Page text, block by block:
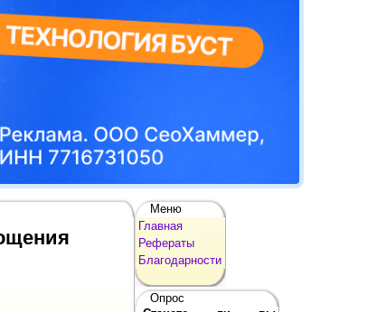
Меню
Главная
Рефераты
Благодарности
Опрос